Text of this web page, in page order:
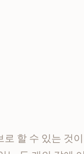
할 수 있는 것